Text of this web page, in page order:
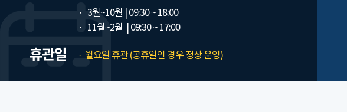
3월~10월
| 09:30 ~ 18:00
11월~2월
| 09:30 ~ 17:00
휴관일 월요일 휴관 (공휴일인 경우 정상 운영)